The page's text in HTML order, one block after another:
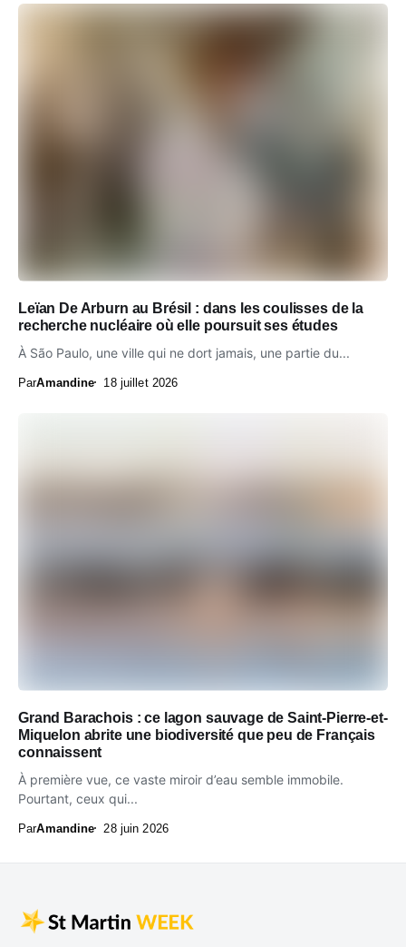
Leïan De Arburn au Brésil : dans les coulisses de la
recherche nucléaire où elle poursuit ses études
À São Paulo, une ville qui ne dort jamais, une partie du...
ParAmandine 18 juillet 2026
Grand Barachois : ce lagon sauvage de Saint-Pierre-et-
Miquelon abrite une biodiversité que peu de Français
connaissent
À première vue, ce vaste miroir d’eau semble immobile.
Pourtant, ceux qui...
ParAmandine 28 juin 2026